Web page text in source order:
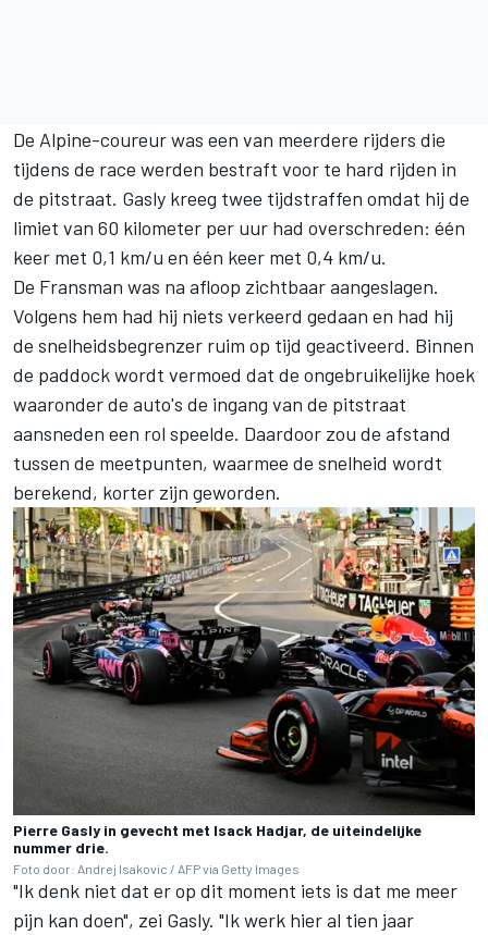
De Alpine-coureur was een van meerdere rijders die
tijdens de race werden bestraft voor te hard rijden in
de pitstraat. Gasly kreeg twee tijdstraffen omdat hij de
limiet van 60 kilometer per uur had overschreden: één
keer met 0,1 km/u en één keer met 0,4 km/u.
De Fransman was na afloop zichtbaar aangeslagen.
Volgens hem had hij niets verkeerd gedaan en had hij
de snelheidsbegrenzer ruim op tijd geactiveerd. Binnen
de paddock wordt vermoed dat de ongebruikelijke hoek
waaronder de auto's de ingang van de pitstraat
aansneden een rol speelde. Daardoor zou de afstand
tussen de meetpunten, waarmee de snelheid wordt
berekend, korter zijn geworden.
Pierre Gasly in gevecht met Isack Hadjar, de uiteindelijke
nummer drie.
Foto door: Andrej Isakovic / AFP via Getty Images
"Ik denk niet dat er op dit moment iets is dat me meer
pijn kan doen", zei Gasly. "Ik werk hier al tien jaar